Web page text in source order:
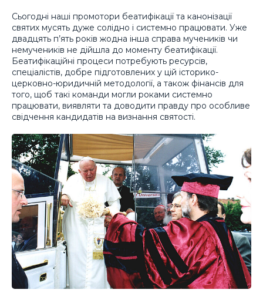
Сьогодні наші промотори беатифікації та канонізації
святих мусять дуже солідно і системно працювати. Уже
двадцять п’ять років жодна інша справа мучеників чи
немучеників не дійшла до моменту беатифікації.
Беатифікаційні процеси потребують ресурсів,
спеціалістів, добре підготовлених у цій історико-
церковно-юридичній методології, а також фінансів для
того, щоб такі команди могли роками системно
працювати, виявляти та доводити правду про особливе
свідчення кандидатів на визнання святості.